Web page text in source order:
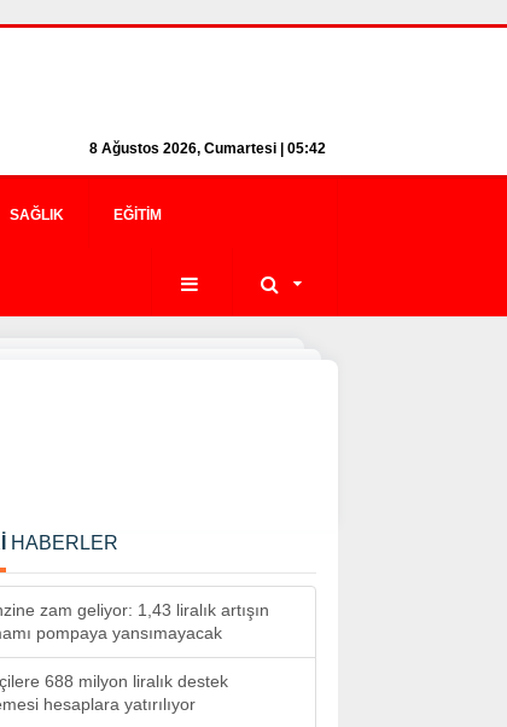
8 Ağustos 2026, Cumartesi | 05:42
SAĞLIK EĞITIM
HABERLER
zam geliyor: 1,43 liralık artışın
pompaya yansımayacak
688 milyon liralık destek
hesaplara yatırılıyor